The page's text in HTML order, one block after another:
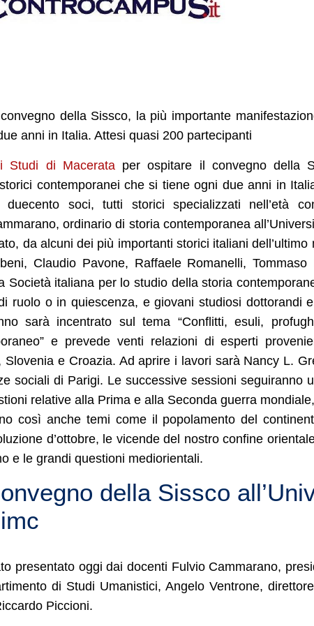
della Sissco, la più importante
anni in Italia. Attesi quasi 200 partecipanti
Studi di Macerataper ospitare il convegno della
contemporanei che si tiene ogni due anni in
soci, tutti storici specializzati nell’età
ordinario di storia contemporanea
da alcuni dei più importanti storici italiani dell’ultimo
Claudio Pavone, Raffaele Romanelli, Tommaso
Società italiana per lo studio della storia
ruolo o in quiescenza, e giovani studiosi dottorandi
sarà incentrato sul tema “Conflitti, esuli,
e prevede venti relazioni di esperti
e Croazia. Ad aprire i lavori sarà Nancy L.
sociali di Parigi. Le successive sessioni seguiranno
relative alla Prima e alla Seconda guerra
così anche temi come il popolamento del
d’ottobre, le vicende del nostro confine
e le grandi questioni mediorientali.
della Sissco
presentato oggi dai docenti Fulvio Cammarano,
di Studi Umanistici, Angelo Ventrone,
Piccioni.